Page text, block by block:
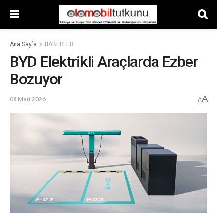
Ana Sayfa HABERLER
BYD Elektrikli Araçlarda Ezber
Bozuyor
08 Mart 2026 AA